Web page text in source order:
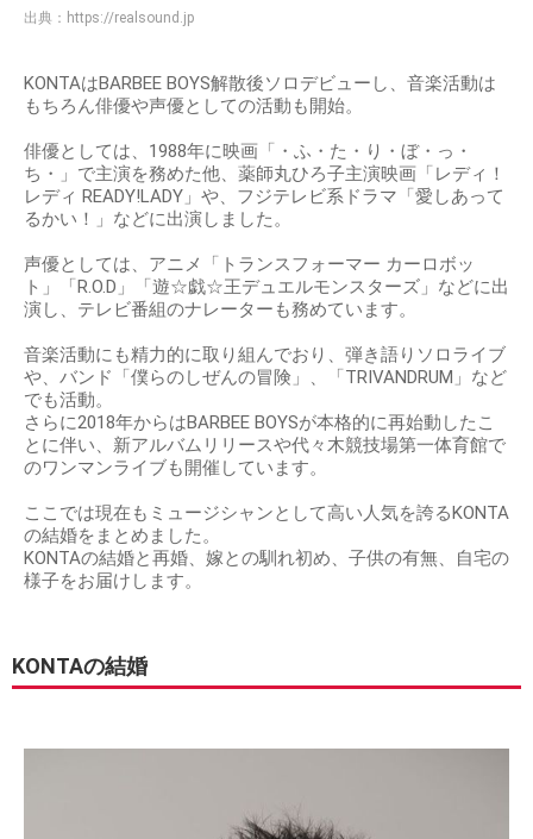
出典： https://realsound.jp
KONTAはBARBEE BOYS解散後ソロデビューし、音楽活動は
もちろん俳優や声優としての活動も開始。
俳優としては、1988年に映画「・ふ・た・り・ぼ・っ・
ち・」で主演を務めた他、薬師丸ひろ子主演映画「レディ！
レディ READY!LADY」や、フジテレビ系ドラマ「愛しあって
るかい！」などに出演しました。
声優としては、アニメ「トランスフォーマー カーロボッ
ト」「R.O.D」「遊☆戯☆王デュエルモンスターズ」などに出
演し、テレビ番組のナレーターも務めています。
音楽活動にも精力的に取り組んでおり、弾き語りソロライブ
や、バンド「僕らのしぜんの冒険」、「TRIVANDRUM」など
でも活動。
さらに2018年からはBARBEE BOYSが本格的に再始動したこ
とに伴い、新アルバムリリースや代々木競技場第一体育館で
のワンマンライブも開催しています。
ここでは現在もミュージシャンとして高い人気を誇るKONTA
の結婚をまとめました。
KONTAの結婚と再婚、嫁との馴れ初め、子供の有無、自宅の
様子をお届けします。
KONTAの結婚